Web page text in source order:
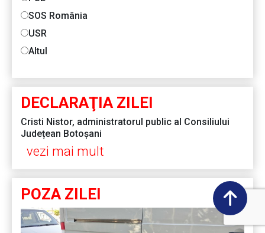
SOS România
USR
Altul
DECLARAŢIA ZILEI
Cristi Nistor, administratorul public al Consiliului
Județean Botoșani
vezi mai mult
POZA ZILEI